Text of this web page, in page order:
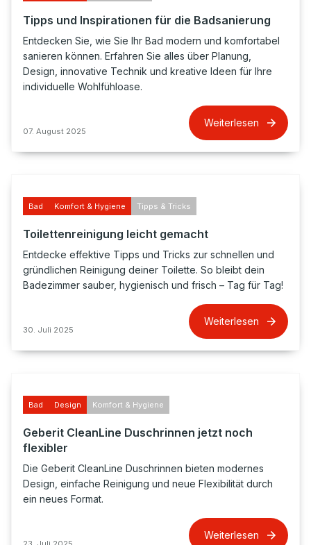
Tipps und Inspirationen für die Badsanierung
Entdecken Sie, wie Sie Ihr Bad modern und komfortabel
sanieren können. Erfahren Sie alles über Planung,
Design, innovative Technik und kreative Ideen für Ihre
individuelle Wohlfühloase.
07. August 2025
Weiterlesen
Bad Komfort & Hygiene Tipps & Tricks
Toilettenreinigung leicht gemacht
Entdecke effektive Tipps und Tricks zur schnellen und
gründlichen Reinigung deiner Toilette. So bleibt dein
Badezimmer sauber, hygienisch und frisch – Tag für Tag!
30. Juli 2025
Weiterlesen
Bad Design Komfort & Hygiene
Geberit CleanLine Duschrinnen jetzt noch
flexibler
Die Geberit CleanLine Duschrinnen bieten modernes
Design, einfache Reinigung und neue Flexibilität durch
ein neues Format.
Weiterlesen